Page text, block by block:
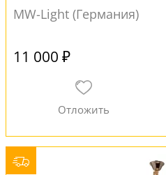
MW-Light (Германия)
11 000 ₽